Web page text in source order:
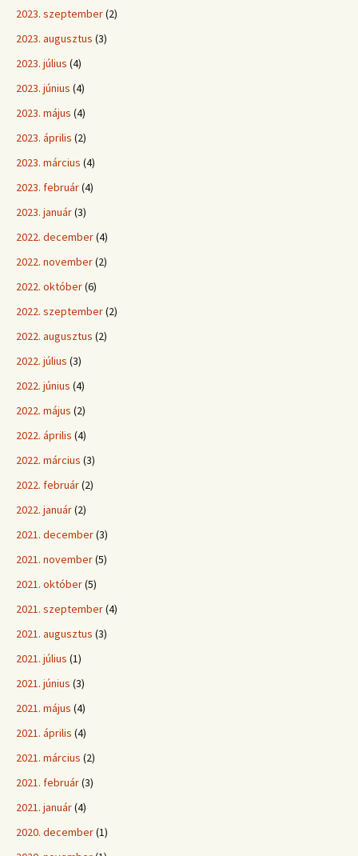
2023. szeptember(2)
2023. augusztus (3)
2023. július (4)
2023. június (4)
2023. május (4)
2023. április (2)
2023. március (4)
2023. február(4)
2023. január(3)
2022. december(4)
2022. november(2)
2022. október(6)
2022. szeptember(2)
2022. augusztus (2)
2022. július (3)
2022. június (4)
2022. május (2)
2022. április (4)
2022. március (3)
2022. február(2)
2022. január(2)
2021. december(3)
2021. november(5)
2021. október(5)
2021. szeptember(4)
2021. augusztus (3)
2021. július (1)
2021. június (3)
2021. május (4)
2021. április (4)
2021. március (2)
2021. február(3)
2021. január(4)
2020. december(1)